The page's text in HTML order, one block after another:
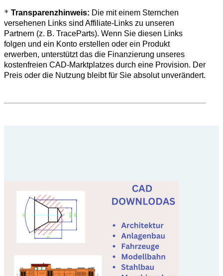
* Transparenzhinweis: Die mit einem Sternchen
versehenen Links sind Affiliate-Links zu unseren
Partnern (z. B. TraceParts). Wenn Sie diesen Links
folgen und ein Konto erstellen oder ein Produkt
erwerben, unterstützt das die Finanzierung unseres
kostenfreien CAD-Marktplatzes durch eine Provision. Der
Preis oder die Nutzung bleibt für Sie absolut unverändert.